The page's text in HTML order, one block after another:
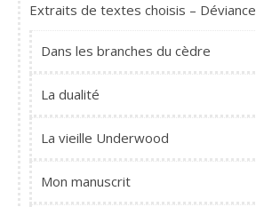
Extraits de textes choisis – Déviance
Dans les branches du cèdre
La dualité
La vieille Underwood
Mon manuscrit